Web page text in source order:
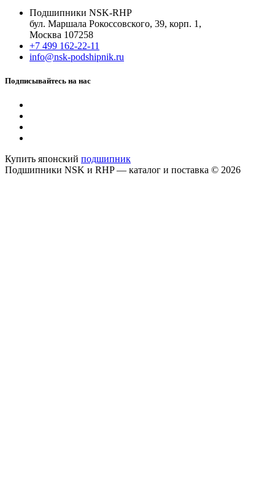
Подшипники NSK-RHP
бул. Маршала Рокоссовского, 39, корп. 1,
Москва 107258
+7 499 162-22-11
info@nsk-podshipnik.ru
Подписывайтесь на нас
Купить японский подшипник
Подшипники NSK и RHP — каталог и поставка © 2026